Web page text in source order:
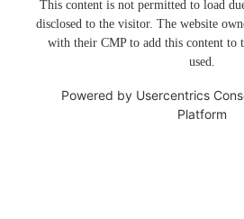
This content is not permitted to load
disclosed to the visitor. The website
with their CMP to add this content to
used.
Powered by Usercentrics
Platform